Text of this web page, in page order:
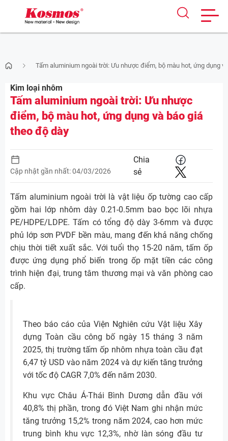
to
content
Tấm aluminium ngoài trời: Ưu nhược điểm, bộ màu hot, ứng dụng
Kim loại nhôm
Tấm aluminium ngoài trời: Ưu nhược
điểm, bộ màu hot, ứng dụng và báo giá
theo độ dày
Cập nhật gần nhất: 04/03/2026
Chia
sẻ
Tấm aluminium ngoài trời là vật liệu ốp tường cao cấp
gồm hai lớp nhôm dày 0.21-0.5mm bao bọc lõi nhựa
PE/HDPE/LDPE. Tấm có tổng độ dày 3-6mm và được
phủ lớp sơn PVDF bền màu, mang đến khả năng chống
chịu thời tiết xuất sắc. Với tuổi thọ 15-20 năm, tấm ốp
được ứng dụng phổ biến trong ốp mặt tiền các công
trình hiện đại, trung tâm thương mại và văn phòng cao
cấp.
Theo báo cáo của Viện Nghiên cứu Vật liệu Xây
dựng Toàn cầu công bố ngày 15 tháng 3 năm
2025, thị trường tấm ốp nhôm nhựa toàn cầu đạt
6,47 tỷ USD vào năm 2024 và dự kiến tăng trưởng
với tốc độ CAGR 7,0% đến năm 2030.
Khu vực Châu Á-Thái Bình Dương dẫn đầu với
40,8% thị phần, trong đó Việt Nam ghi nhận mức
tăng trưởng 15,2% trong năm 2024, cao hơn mức
trung bình khu vực 12,3%, nhờ làn sóng đầu tư